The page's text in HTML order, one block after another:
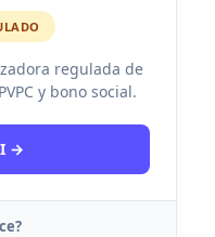
regulada de
y bono social.
→